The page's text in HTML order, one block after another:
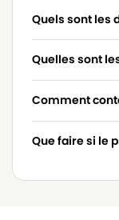
Quels sont les
Quelles sont
Comment
Que faire si le